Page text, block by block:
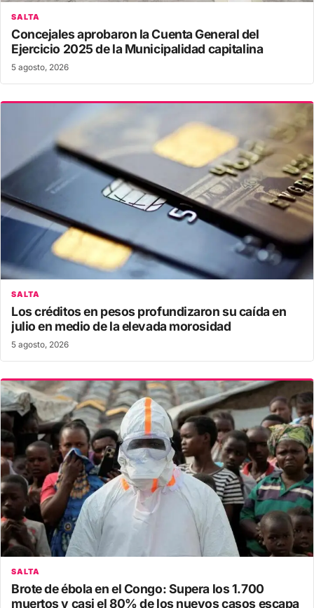
SALTA
Concejales aprobaron la Cuenta General del
Ejercicio 2025 de la Municipalidad capitalina
5 agosto, 2026
SALTA
Los créditos en pesos profundizaron su caída en
julio en medio de la elevada morosidad
5 agosto, 2026
SALTA
Brote de ébola en el Congo: Supera los 1.700
muertos y casi el 80% de los nuevos casos escapa